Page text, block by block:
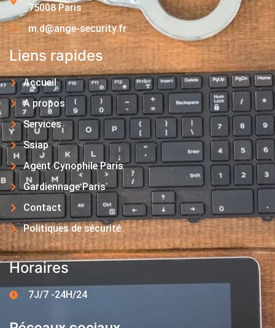
75008 Paris
m.d@ange-security.fr
Liens rapides
Accueil
A propos
Services
Ssiap
Agent Cynophile Paris
Gardiennage Paris
Contact
Politiques de sécurité
Horaires
7J/7 -24H/24